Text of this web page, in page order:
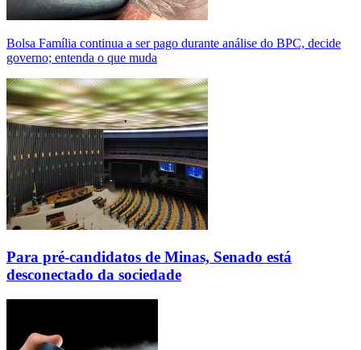
Bolsa Família continua a ser pago durante análise do BPC, decide
governo; entenda o que muda
Para pré-candidatos de Minas, Senado está
desconectado da sociedade